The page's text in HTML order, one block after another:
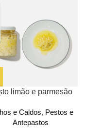
limão e parmesão
e Caldos, Pestos e
Antepastos